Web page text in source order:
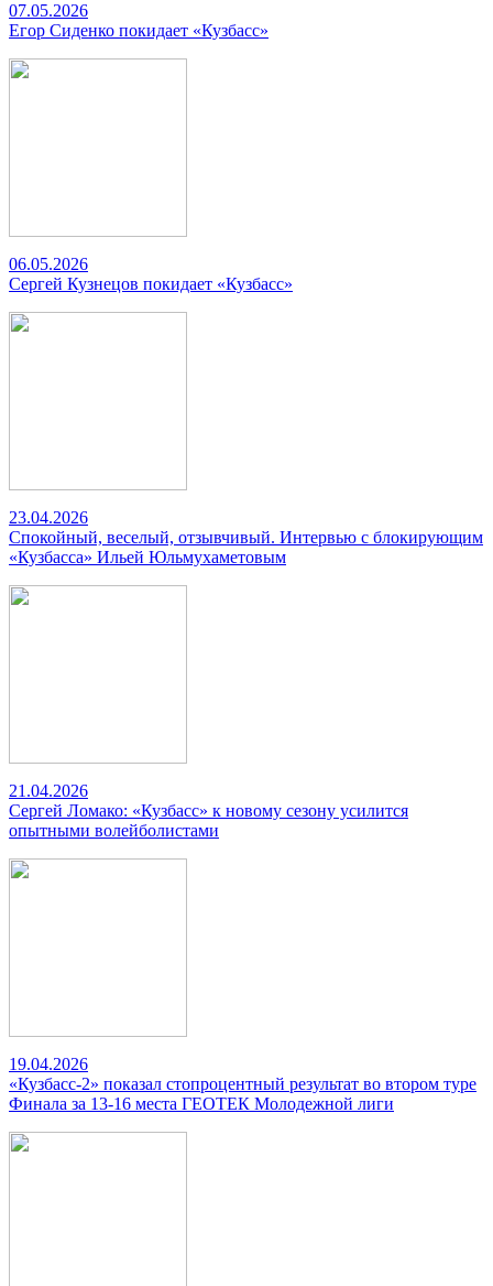
07.05.2026
Егор Сиденко покидает «Кузбасс»
06.05.2026
Сергей Кузнецов покидает «Кузбасс»
23.04.2026
Спокойный, веселый, отзывчивый. Интервью с блокирующим
«Кузбасса» Ильей Юльмухаметовым
21.04.2026
Сергей Ломако: «Кузбасс» к новому сезону усилится
опытными волейболистами
19.04.2026
«Кузбасс-2» показал стопроцентный результат во втором туре
Финала за 13-16 места ГЕОТЕК Молодежной лиги